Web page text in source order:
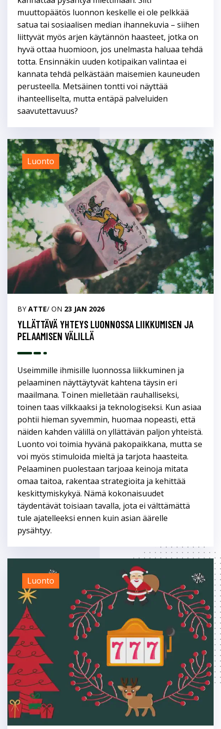
muuttopäätös luonnon keskelle ei ole pelkkää
satua tai sosiaalisen median ihannekuvia – siihen
liittyvät myös arjen käytännön haasteet, jotka on
hyvä ottaa huomioon, jos unelmasta haluaa tehdä
totta. Ensinnäkin uuden kotipaikan valintaa ei
kannata tehdä pelkästään maisemien kauneuden
perusteella. Metsäinen tontti voi näyttää
ihanteelliselta, mutta entäpä palveluiden
saavutettavuus?
Luonto
BYATTE/ ON 23 JAN 2026
YLLÄTTÄVÄ YHTEYS LUONNOSSA LIIKKUMISEN JA
PELAAMISEN VÄLILLÄ
Useimmille ihmisille luonnossa liikkuminen ja
pelaaminen näyttäytyvät kahtena täysin eri
maailmana. Toinen mielletään rauhalliseksi,
toinen taas vilkkaaksi ja teknologiseksi. Kun asiaa
pohtii hieman syvemmin, huomaa nopeasti, että
näiden kahden välillä on yllättävän paljon yhteistä.
Luonto voi toimia hyvänä pakopaikkana, mutta se
voi myös stimuloida mieltä ja tarjota haasteita.
Pelaaminen puolestaan tarjoaa keinoja mitata
omaa taitoa, rakentaa strategioita ja kehittää
keskittymiskykyä. Nämä kokonaisuudet
täydentävät toisiaan tavalla, jota ei välttämättä
tule ajatelleeksi ennen kuin asian äärelle
pysähtyy.
Luonto